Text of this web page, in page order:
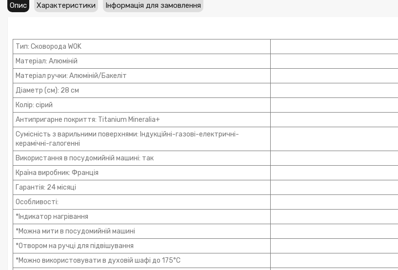
Опис Характеристики Інформація для замовлення
Тип: Сковорода WOK
Матеріал: Алюміній
Матеріал ручки: Алюміній/Бакеліт
Діаметр (см): 28 см
Колір: сірий
Антипригарне покриття: Titanium Mineralia+
Сумісність з варильними поверхнями: Індукційні-газові-електричні-
керамічні-галогенні
Використання в посудомийній машині: так
Країна виробник: Франція
Гарантія: 24 місяці
Особливості:
*Індикатор нагрівання
*Можна мити в посудомийній машині
*Отвором на ручці для підвішування
*Можно використовувати в духовій шафі до 175°C